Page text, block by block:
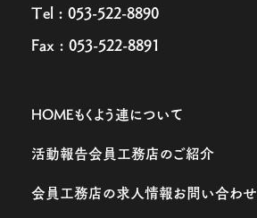
Tel : 053-522-8890
Fax : 053-522-8891
HOMEもくよう連について
活動報告会員工務店のご紹介
会員工務店の求人情報お問い合わせ